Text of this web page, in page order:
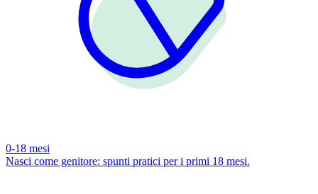
0-18 mesi
Nasci come genitore: spunti pratici per i primi 18 mesi.